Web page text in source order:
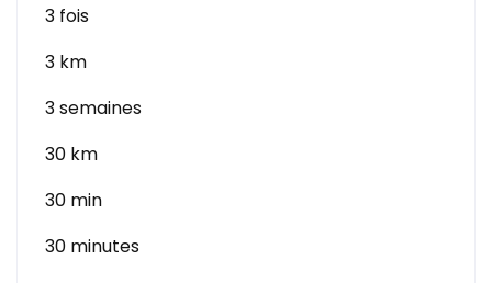
3 fois
3 km
3 semaines
30 km
30 min
30 minutes